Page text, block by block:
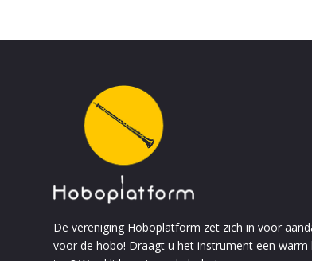
De vereniging Hoboplatform zet zich in voor
voor de hobo! Draagt u het instrument een warm